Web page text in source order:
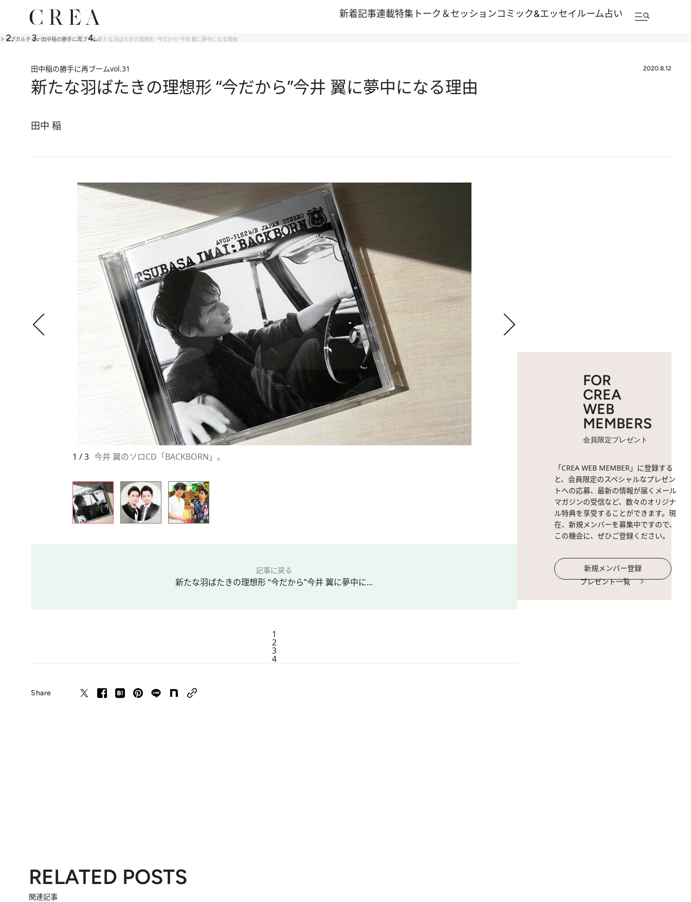
新着記事連載特集 トーク＆セッションコミック&エッセイルーム占い
トップカルチャー田中稲の勝手に再ブーム新たな羽ばたきの理想形 “今だから”今井 翼に夢中になる理由
田中稲の勝手に再ブームvol.31 2020.8.12
新たな羽ばたきの理想形 “今だから”今井 翼に夢中になる理由
田中 稲
1 / 3 今井 翼のソロCD「BACKBORN」。
記事に戻る
新たな羽ばたきの理想形 “今だから”今井 翼に夢中に...
1
2
3
4
Share
FOR
CREA
WEB
MEMBERS
会員限定プレゼント
「CREA WEB MEMBER」に登録する
と、会員限定のスペシャルなプレゼン
トへの応募、最新の情報が届くメール
マガジンの受信など、数々のオリジナ
ル特典を享受することができます。現
在、新規メンバーを募集中ですので、
この機会に、ぜひご登録ください。
新規メンバー登録
プレゼント一覧
RELATED POSTS
関連記事